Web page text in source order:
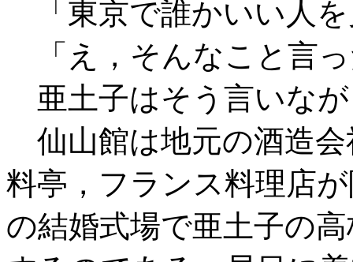
「東京で誰かいい人
「え，そんなこと言
亜土子はそう言いな
仙山館は地元の酒造会
料亭，フランス料理店
の結婚式場で亜土子の